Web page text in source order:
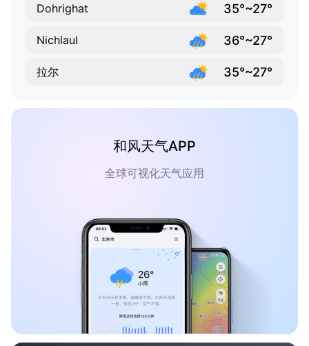
Dohrighat 35°~27°
Nichlaul 36°~27°
拉尔 35°~27°
和风天气APP
全球可视化天气应用